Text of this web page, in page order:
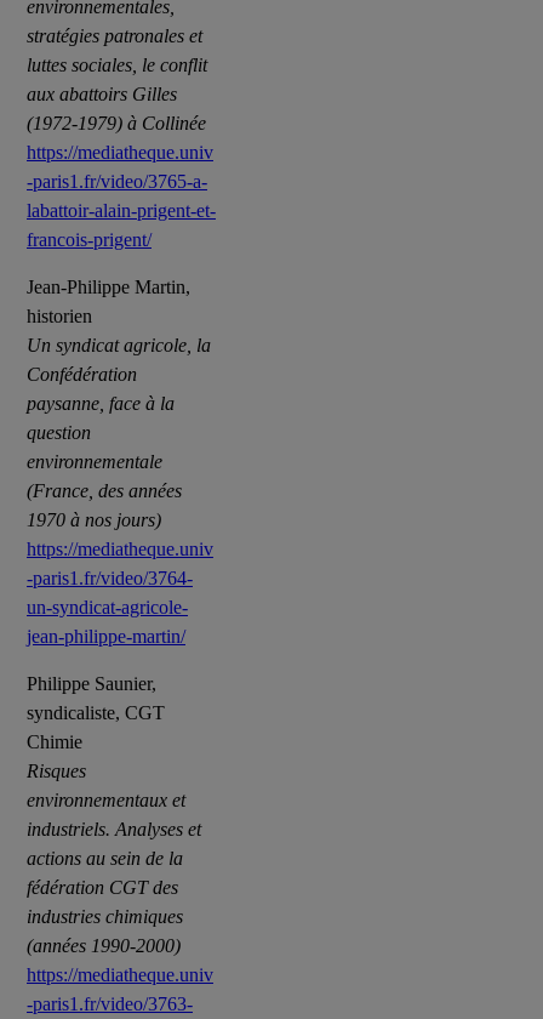
environnementales,
stratégies patronales et
luttes sociales, le conflit
aux abattoirs Gilles
(1972-1979) à Collinée
https://mediatheque.univ
-paris1.fr/video/3765-a-
labattoir-alain-prigent-et-
francois-prigent/
Jean-Philippe Martin,
historien
Un syndicat agricole, la
Confédération
paysanne, face à la
question
environnementale
(France, des années
1970 à nos jours)
https://mediatheque.univ
-paris1.fr/video/3764-
un-syndicat-agricole-
jean-philippe-martin/
Philippe Saunier,
syndicaliste, CGT
Chimie
Risques
environnementaux et
industriels. Analyses et
actions au sein de la
fédération CGT des
industries chimiques
(années 1990-2000)
https://mediatheque.univ
-paris1.fr/video/3763-